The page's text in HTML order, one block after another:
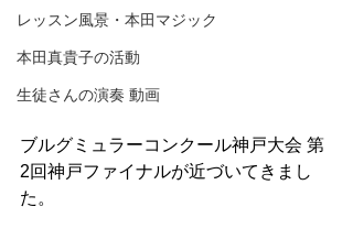
レッスン風景・本田マジック
本田真貴子の活動
生徒さんの演奏 動画
ブルグミュラーコンクール神戸大会 第
2回神戸ファイナルが近づいてきまし
た。